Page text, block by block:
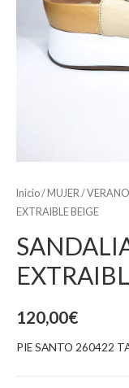
Inicio/ MUJER /VERANO
EXTRAIBLE BEIGE
120,00€
PIE SANTO 260422